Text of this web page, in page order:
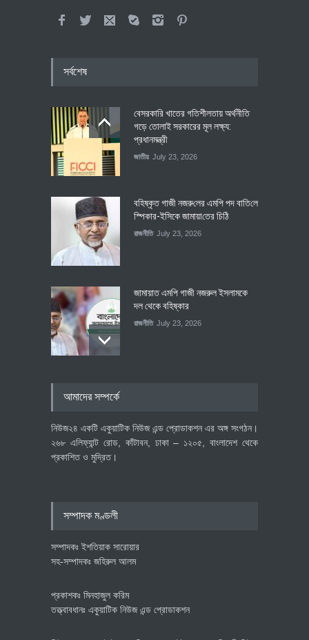
সর্বশেষ
বেসরকারি খাতের গতিশীলতায় অর্থনীতি
গড়ে তোলাই সরকারের মূল লক্ষ্য:
প্রধানমন্ত্রী
জাতীয় July 23, 2026
বহিষ্কৃত গাজী নজরু‌লের এম‌পি পদ বা‌তি‌লে
স্পিকার-ইসিকে জামায়া‌তের চি‌ঠি
রাজনীতি July 23, 2026
জামায়াত এমপি গাজী নজরুল ইসলামকে
দল থেকে বহিষ্কার
রাজনীতি July 23, 2026
আমাদের সম্পর্কে
নিউজ২৪ একটি একুয়াটিক নিউজ এন্ড প্রোডাকশন এর অঙ্গ সংগঠন।
২৬৮ এলিফ্যান্ট রোড, কাঁটাবন, ঢাকা – ১২০৫, বাংলাদেশ থেকে
প্রকাশিত ও মুদ্রিত।
সম্পাদক মণ্ডলী
সম্পাদকঃ ইশতিয়াক সারোয়ার
সহ-সম্পাদকঃ জহিরুল আলম
প্রকাশকঃ মিনহাজুল করিম
তত্ত্বাবধানঃ একুয়াটিক নিউজ এন্ড প্রোডাকশন